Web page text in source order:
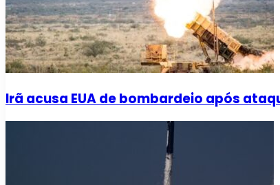
Irã acusa EUA de bombardeio após